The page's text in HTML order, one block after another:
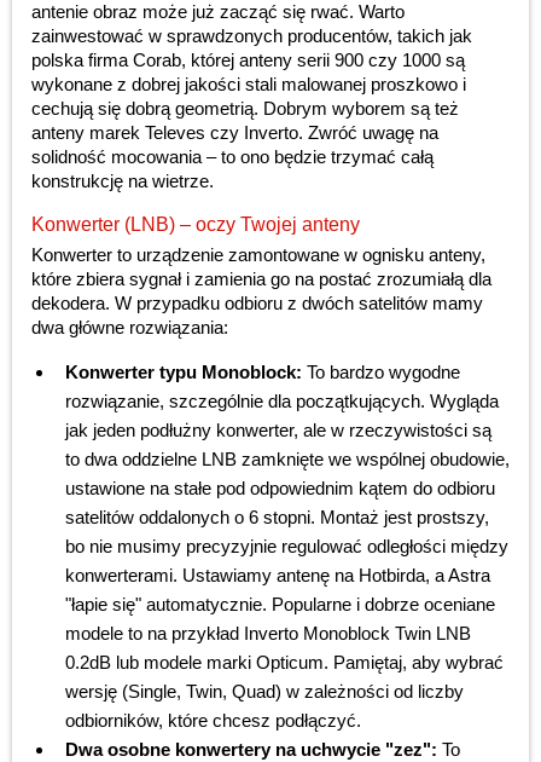
antenie obraz może już zacząć się rwać. Warto
zainwestować w sprawdzonych producentów, takich jak
polska firma Corab, której anteny serii 900 czy 1000 są
wykonane z dobrej jakości stali malowanej proszkowo i
cechują się dobrą geometrią. Dobrym wyborem są też
anteny marek Televes czy Inverto. Zwróć uwagę na
solidność mocowania – to ono będzie trzymać całą
konstrukcję na wietrze.
Konwerter (LNB) – oczy Twojej anteny
Konwerter to urządzenie zamontowane w ognisku anteny,
które zbiera sygnał i zamienia go na postać zrozumiałą dla
dekodera. W przypadku odbioru z dwóch satelitów mamy
dwa główne rozwiązania:
Konwerter typu Monoblock: To bardzo wygodne
rozwiązanie, szczególnie dla początkujących. Wygląda
jak jeden podłużny konwerter, ale w rzeczywistości są
to dwa oddzielne LNB zamknięte we wspólnej obudowie,
ustawione na stałe pod odpowiednim kątem do odbioru
satelitów oddalonych o 6 stopni. Montaż jest prostszy,
bo nie musimy precyzyjnie regulować odległości między
konwerterami. Ustawiamy antenę na Hotbirda, a Astra
"łapie się" automatycznie. Popularne i dobrze oceniane
modele to na przykład Inverto Monoblock Twin LNB
0.2dB lub modele marki Opticum. Pamiętaj, aby wybrać
wersję (Single, Twin, Quad) w zależności od liczby
odbiorników, które chcesz podłączyć.
Dwa osobne konwertery na uchwycie "zez": To